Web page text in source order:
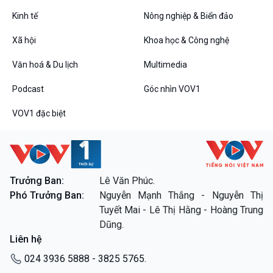
360 độ Sức khỏe
Tài nguyên và Môi trường
Chuyên gia của bạn
Xã hội chuyển động
Bước chân đến trường
Kết nối công nghệ
khí hậu
Văn hoá & Du lịch
Chát với người nổi tiếng
Câu chuyện Thể thao
Podcast
Góc nhìn VOV1
Bình luận
Kinh tế Nông nghiệp & Biển đảo
Xã hội Khoa học & Công nghệ
Văn hoá & Du lịch Multimedia
Podcast Góc nhìn VOV1
VOV1 đặc biệt
Trưởng Ban:
Lê Văn Phúc.
Phó Trưởng Ban:
Nguyễn Mạnh Thắng - Nguyễn Thị
Tuyết Mai - Lê Thị Hằng - Hoàng Trung
Dũng.
Liên hệ
024 3936 5888 - 3825 5765.